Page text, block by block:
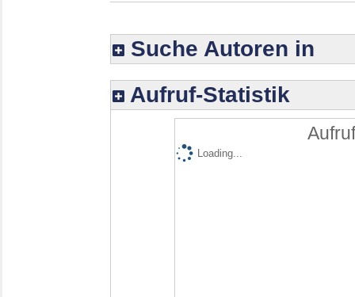
Suche Autoren in
Aufruf-Statistik
Loading...